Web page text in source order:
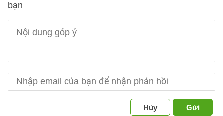
bạn
Hủy Gửi